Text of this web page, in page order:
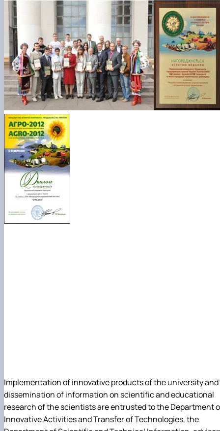
Implementation of innovative products of the university and
dissemination of information on scientific and educational
research of the scientists are entrusted to the Department
Innovative Activities and Transfer of Technologies, the